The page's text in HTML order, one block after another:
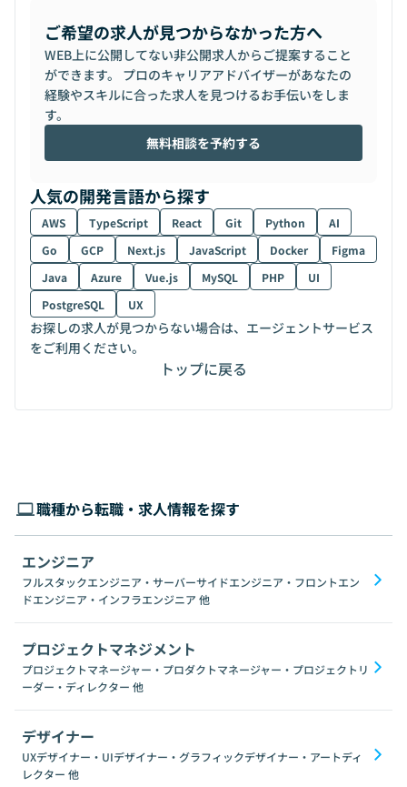
ご希望の求人が見つからなかった方へ
WEB上に公開してない非公開求人からご提案すること
ができます。 プロのキャリアアドバイザーがあなたの
経験やスキルに合った求人を見つけるお手伝いをしま
す。
無料相談を予約する
人気の開発言語から探す
AWS TypeScript React Git Python
AI
Go
GCP Next.js JavaScript Docker
Figma
Java
Azure Vue.js MySQL PHP
UI
PostgreSQL
UX
お探しの求人が見つからない場合は、エージェントサービス
をご利用ください。
トップに戻る
職種から転職・求人情報を探す
エンジニア
フルスタックエンジニア・サーバーサイドエンジニア・フロントエン
ドエンジニア・インフラエンジニア 他
プロジェクトマネジメント
プロジェクトマネージャー・プロダクトマネージャー・プロジェクトリ
ーダー・ディレクター 他
デザイナー
UXデザイナー・UIデザイナー・グラフィックデザイナー・アートディ
レクター 他